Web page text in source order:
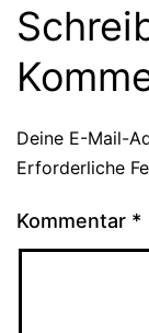
Deine E-Mail-
Erforderliche
Kommentar *